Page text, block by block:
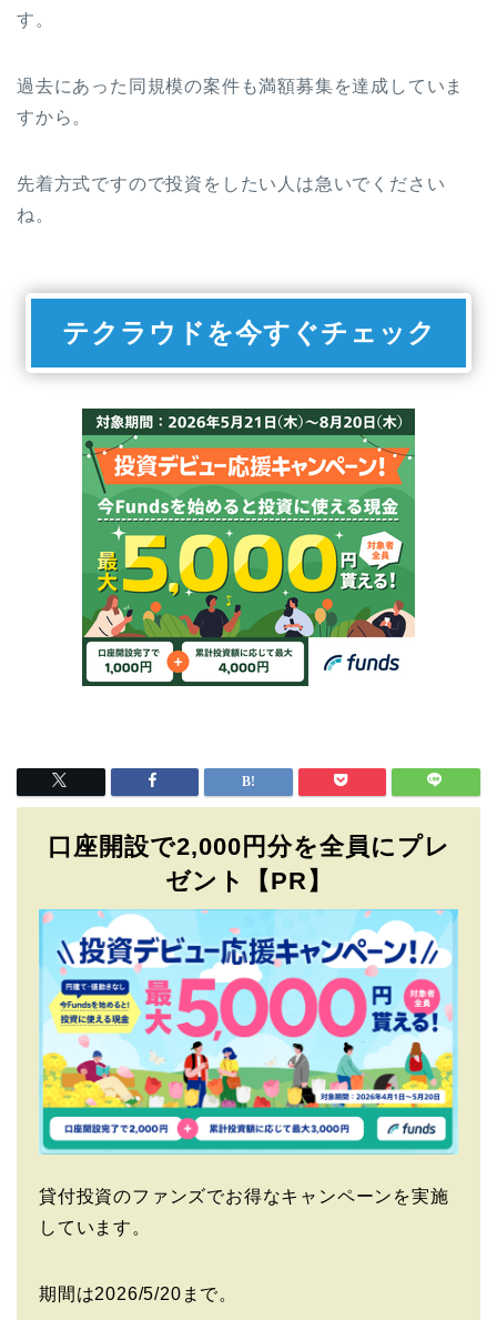
す。
過去にあった同規模の案件も満額募集を達成していま
すから。
先着方式ですので投資をしたい人は急いでください
ね。
テクラウドを今すぐチェック
口座開設で2,000円分を全員にプレ
ゼント【PR】
貸付投資のファンズでお得なキャンペーンを実施
しています。
期間は2026/5/20まで。